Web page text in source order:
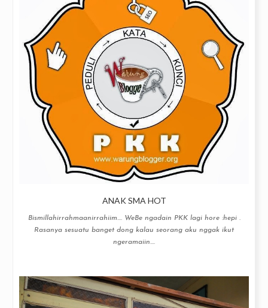
ANAK SMA HOT
Bismillahirrahmaanirrahiim…. WeBe ngadain PKK lagi hore :hepi .
Rasanya sesuatu banget dong kalau seorang aku nggak ikut
ngeramaiin....